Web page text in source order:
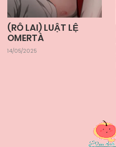
(RÔ LAI) LUẬT LỆ
OMERTÀ
14/05/2025